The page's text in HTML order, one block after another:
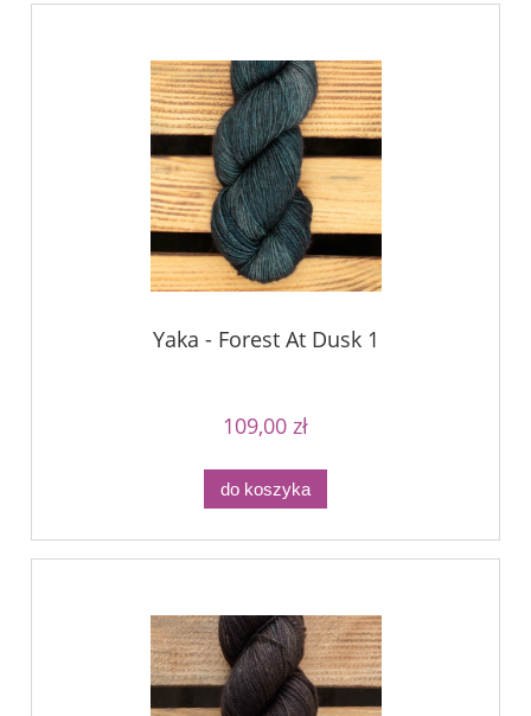
Yaka - Forest At Dusk 1
109,00 zł
do koszyka